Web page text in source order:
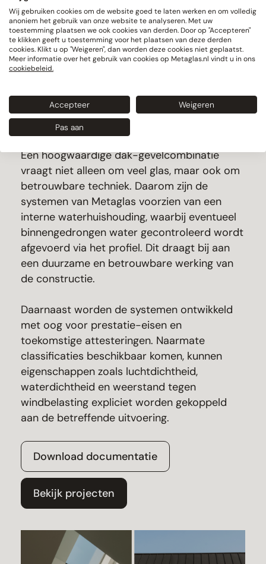
Ontwikkeld voor duurzame prestaties
Een hoogwaardige dak-gevelcombinatie
vraagt niet alleen om veel glas, maar ook om
betrouwbare techniek. Daarom zijn de
systemen van Metaglas voorzien van een
interne waterhuishouding, waarbij eventueel
binnengedrongen water gecontroleerd wordt
afgevoerd via het profiel. Dit draagt bij aan
een duurzame en betrouwbare werking van
de constructie.
Daarnaast worden de systemen ontwikkeld
met oog voor prestatie-eisen en
toekomstige attesteringen. Naarmate
classificaties beschikbaar komen, kunnen
eigenschappen zoals luchtdichtheid,
waterdichtheid en weerstand tegen
windbelasting expliciet worden gekoppeld
aan de betreffende uitvoering.
Download documentatie
Bekijk projecten
Wij gebruiken cookies om de website goed te laten werken en om volledig
anoniem het gebruik van onze website te analyseren. Met uw
toestemming plaatsen we ook cookies van derden. Door op "Accepteren"
te klikken geeft u toestemming voor het plaatsen van deze derden
cookies. Klikt u op "Weigeren", dan worden deze cookies niet geplaatst.
Meer informatie over het gebruik van cookies op Metaglas.nl vindt u in ons
cookiebeleid.
Accepteer Weigeren
Pas aan